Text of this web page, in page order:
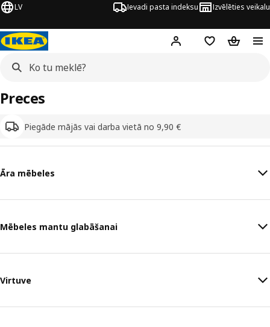
LV Ievadi pasta indeksu Izvēlēties veikalu
Hej! Pierakstīties
PirkumuPirkumu
Piegāde mājās vai darba vietā no 9,90 €
Preces
Āra mēbeles
Mēbeles mantu glabāšanai
Virtuve